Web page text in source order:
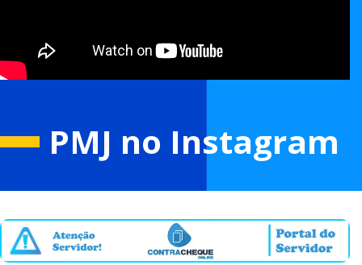
PMJ no Instagram